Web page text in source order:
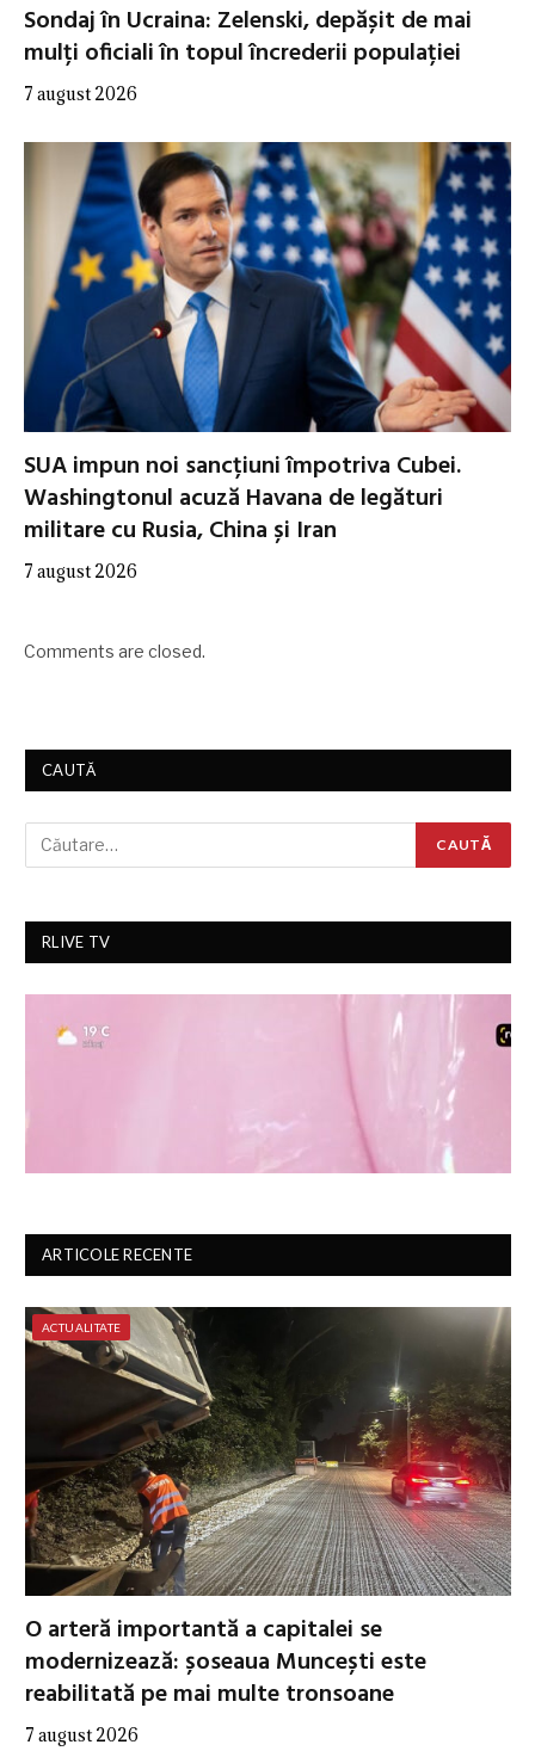
Sondaj în Ucraina: Zelenski, depășit de mai
mulți oficiali în topul încrederii populației
7 august 2026
SUA impun noi sancțiuni împotriva Cubei.
Washingtonul acuză Havana de legături
militare cu Rusia, China și Iran
7 august 2026
Comments are closed.
CAUTĂ
RLIVE TV
ARTICOLE RECENTE
ACTUALITATE
O arteră importantă a capitalei se
modernizează: șoseaua Muncești este
reabilitată pe mai multe tronsoane
7 august 2026